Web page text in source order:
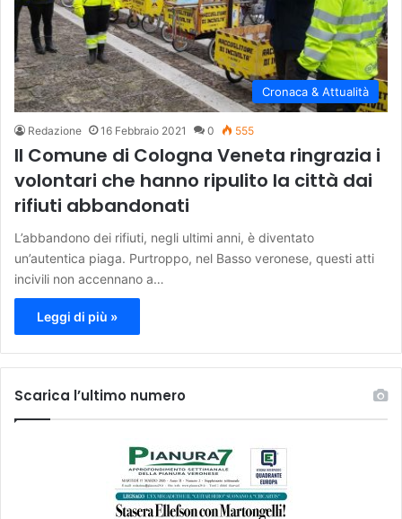
Cronaca & Attualità
Redazione 16 Febbraio 2021 0 555
Il Comune di Cologna Veneta ringrazia i
volontari che hanno ripulito la città dai
rifiuti abbandonati
L’abbandono dei rifiuti, negli ultimi anni, è diventato
un’autentica piaga. Purtroppo, nel Basso veronese, questi atti
incivili non accennano a…
Leggi di più »
Scarica l’ultimo numero